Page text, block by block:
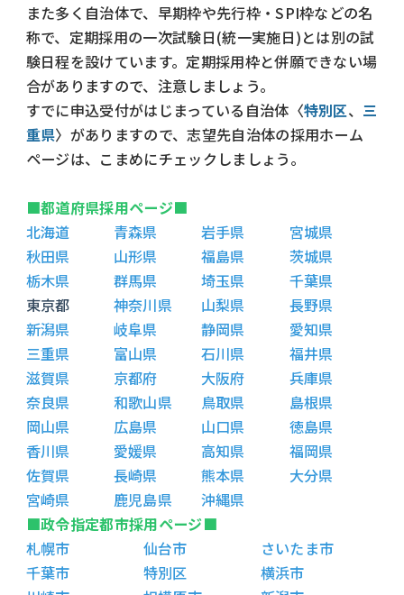
また多く自治体で、早期枠や先行枠・SPI枠などの名
称で、定期採用の一次試験日(統一実施日)とは別の試
験日程を設けています。定期採用枠と併願できない場
合がありますので、注意しましょう。
すでに申込受付がはじまっている自治体〈特別区、 三
重県〉がありますので、志望先自治体の採用ホーム
ページは、こまめにチェックしましょう。
■都道府県採用ページ■
北海道
青森県 岩手県
宮城県
秋田県
山形県 福島県
茨城県
栃木県
群馬県 埼玉県
千葉県
東京都
神奈川県 山梨県
長野県
新潟県
岐阜県 静岡県
愛知県
三重県
富山県 石川県
福井県
滋賀県
京都府 大阪府
兵庫県
奈良県
和歌山県 鳥取県
島根県
岡山県
広島県 山口県
徳島県
香川県
愛媛県 高知県
福岡県
佐賀県
長崎県 熊本県
大分県
宮崎県
鹿児島県
沖縄県
■政令指定都市採用ページ■
札幌市
仙台市
さいたま市
千葉市
特別区
横浜市